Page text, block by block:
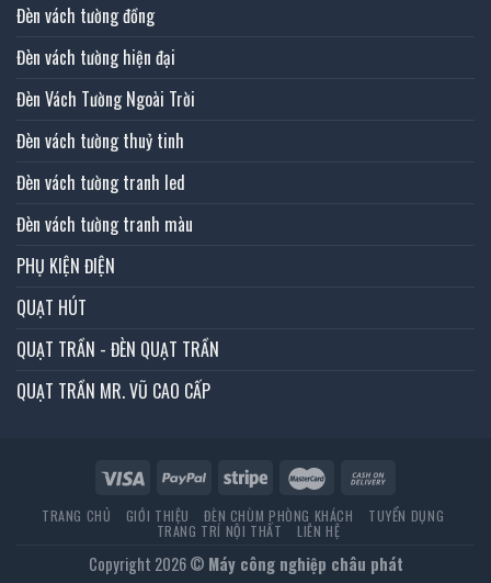
Đèn vách tường đồng
Đèn vách tường hiện đại
Đèn Vách Tường Ngoài Trời
Đèn vách tường thuỷ tinh
Đèn vách tường tranh led
Đèn vách tường tranh màu
PHỤ KIỆN ĐIỆN
QUẠT HÚT
QUẠT TRẦN - ĐÈN QUẠT TRẦN
QUẠT TRẦN MR. VŨ CAO CẤP
TRANG CHỦ GIỚI THIỆU ĐÈN CHÙM PHÒNG KHÁCH TUYỂN DỤNG
TRANG TRÍ NỘI THẤT LIÊN HỆ
Copyright 2026 © Máy công nghiệp châu phát